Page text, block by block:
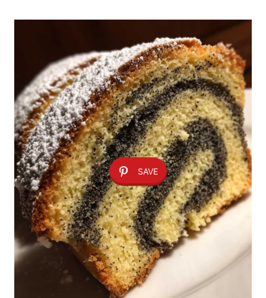
SAVE